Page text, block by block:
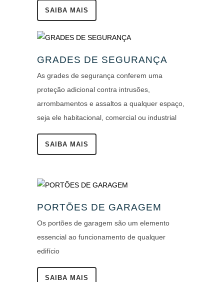
SAIBA MAIS
GRADES DE SEGURANÇA
As grades de segurança conferem uma
proteção adicional contra intrusões,
arrombamentos e assaltos a qualquer espaço,
seja ele habitacional, comercial ou industrial
SAIBA MAIS
PORTÕES DE GARAGEM
Os portões de garagem são um elemento
essencial ao funcionamento de qualquer
edifício
SAIBA MAIS